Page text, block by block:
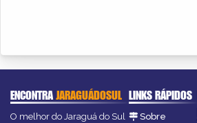
ENCONTRAJARAGUÁDOSUL
O melhor do Jaraguá do Sul
LINKS RÁPIDOS
Sobre